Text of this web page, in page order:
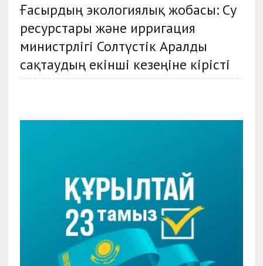
Ғасырдың экологиялық жобасы: Су
ресурстары және ирригация
министрлігі Солтүстік Аралды
сақтаудың екінші кезеңіне кірісті